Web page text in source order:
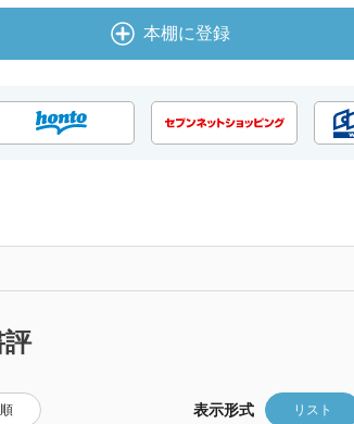
本棚に登録
表示形式 リスト